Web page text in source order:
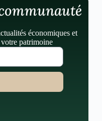
économiques et
patrimoine